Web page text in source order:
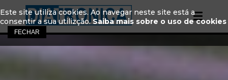
Este site utiliza cookies. Ao navegar neste site está a
consentir a sua utilizção. Saiba mais sobre o uso de cookies